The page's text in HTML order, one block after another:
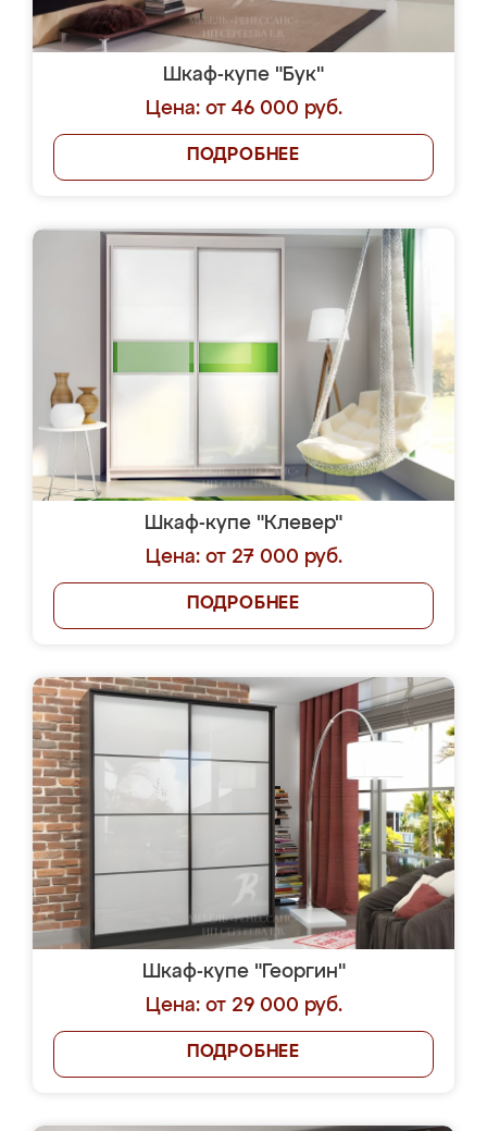
Шкаф-купе "Бук"
Цена: от 46 000 руб.
ПОДРОБНЕЕ
Шкаф-купе "Клевер"
Цена: от 27 000 руб.
ПОДРОБНЕЕ
Шкаф-купе "Георгин"
Цена: от 29 000 руб.
ПОДРОБНЕЕ